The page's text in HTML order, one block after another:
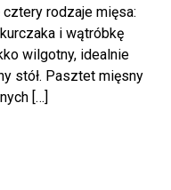
rodzaje mięsa:
i wątróbkę
wilgotny, idealnie
stół. Pasztet mięsny
[…]